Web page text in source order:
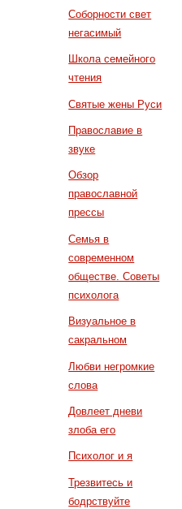
Соборности свет
негасимый
Школа семейного
чтения
Святые жены Руси
Православие в
звуке
Обзор
православной
прессы
Семья в
современном
обществе. Советы
психолога
Визуальное в
сакральном
Любви негромкие
слова
Довлеет дневи
злоба его
Психолог и я
Трезвитесь и
бодрствуйте